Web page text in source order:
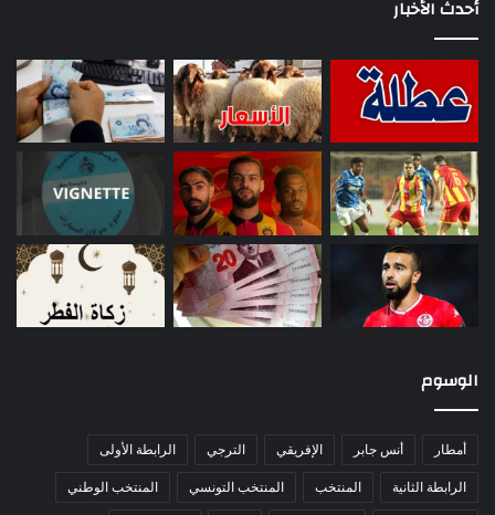
أحدث الأخبار
الوسوم
أمطار أنس جابر الإفريقي الترجي الرابطة الأولى
الرابطة الثانية المنتخب المنتخب التونسي المنتخب الوطني